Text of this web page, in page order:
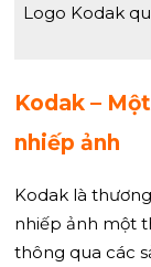
Logo Kodak
Kodak –
nhiếp ảnh
Kodak là
nhiếp ảnh một
thông qua các